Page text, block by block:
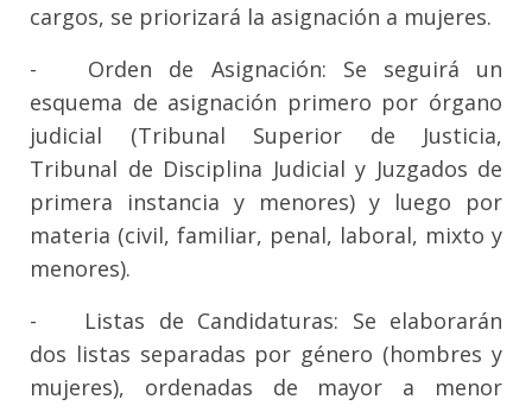
cargos, se priorizará la asignación a mujeres.
-
Orden de Asignación: Se seguirá un
esquema de asignación primero por órgano
judicial (Tribunal Superior de Justicia,
Tribunal de Disciplina Judicial y Juzgados de
primera instancia y menores) y luego por
materia (civil, familiar, penal, laboral, mixto y
menores).
-
Listas de Candidaturas: Se elaborarán
dos listas separadas por género (hombres y
mujeres), ordenadas de mayor a menor